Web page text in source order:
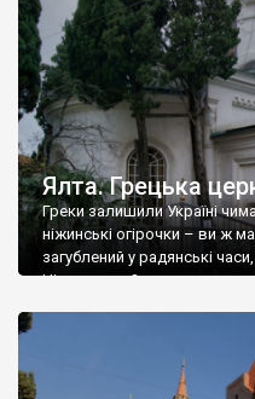
Ялта. Грецька
Греки залишили Україні
ніжинські огірочки – ви ж
загублений у радянські
Ніжин греки?